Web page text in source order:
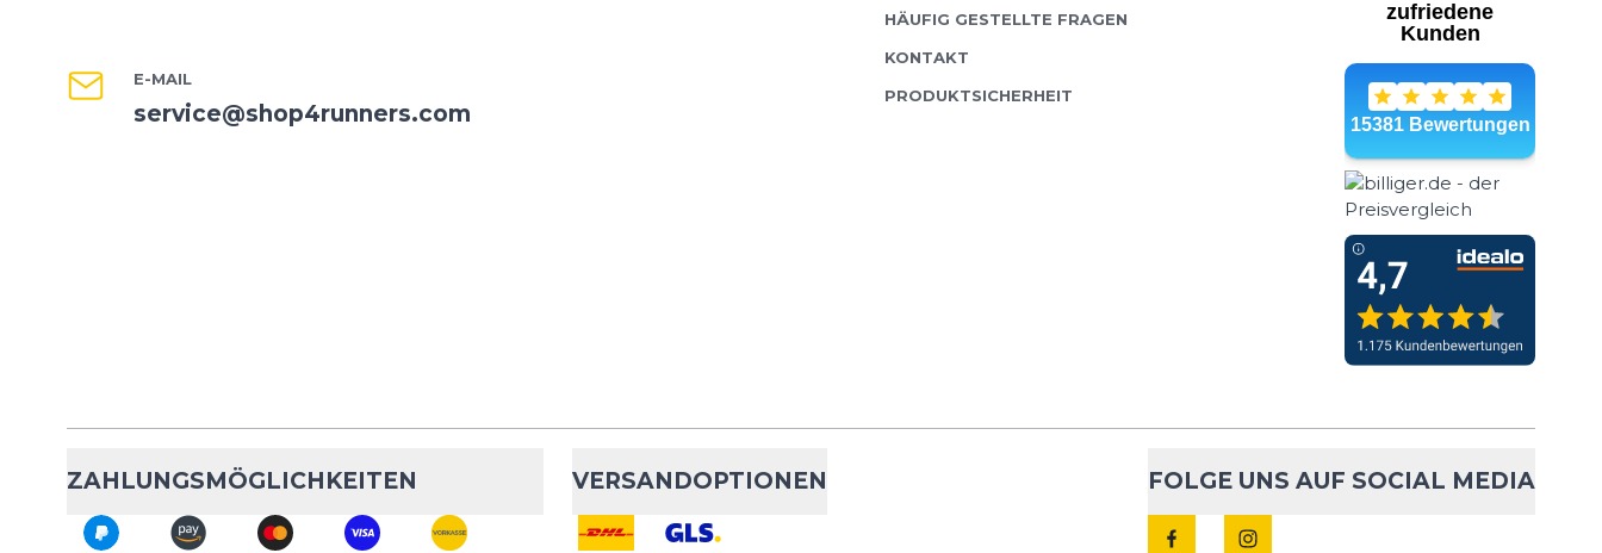
E-MAIL
service@shop4runners.com
HÄUFIG GESTELLTE FRAGEN
KONTAKT
PRODUKTSICHERHEIT
FOLGE UNS AUF SOCIAL MEDIA
ZAHLUNGSMÖGLICHKEITEN VERSANDOPTIONEN